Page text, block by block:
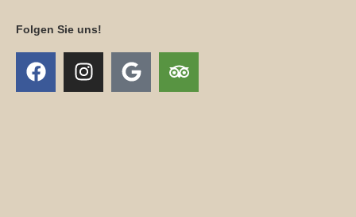
Folgen Sie uns!